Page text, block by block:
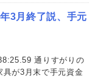
3月終了説、手元
通りすがりの
が3月末で手元資金